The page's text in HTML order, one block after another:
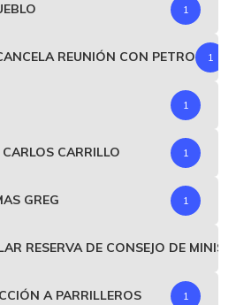
1
REUNIÓN CON PETRO 1
1
CARRILLO 1
GREG 1
RESERVA DE CONSEJO DE
A PARRILLEROS 1